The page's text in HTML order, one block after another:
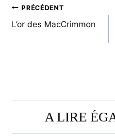
NAVIGATION
DE
PRÉCÉDENT
L’or des MacCrimmon
A LIRE